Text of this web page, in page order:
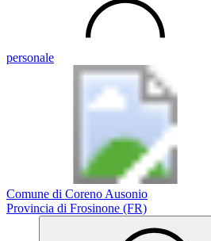
personale
Comune di Coreno Ausonio
Provincia di Frosinone (FR)